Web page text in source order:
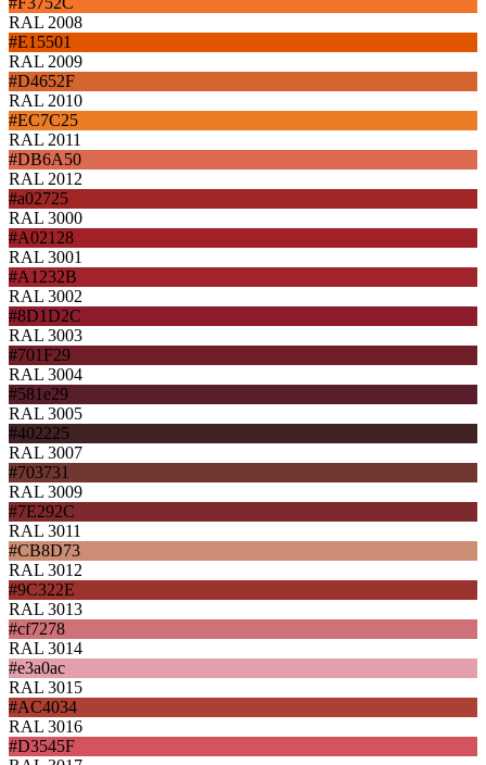
RAL 2008
#E15501
RAL 2009
#D4652F
RAL 2010
#EC7C25
RAL 2011
#DB6A50
RAL 2012
#a02725
RAL 3000
#A02128
RAL 3001
#A1232B
RAL 3002
#8D1D2C
RAL 3003
#701F29
RAL 3004
#581e29
RAL 3005
#402225
RAL 3007
#703731
RAL 3009
#7E292C
RAL 3011
#CB8D73
RAL 3012
#9C322E
RAL 3013
#cf7278
RAL 3014
#e3a0ac
RAL 3015
#AC4034
RAL 3016
#D3545F